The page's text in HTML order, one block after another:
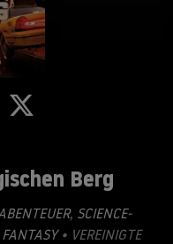
Berg
, SCIENCE-
FANTASY• VEREINIGTE